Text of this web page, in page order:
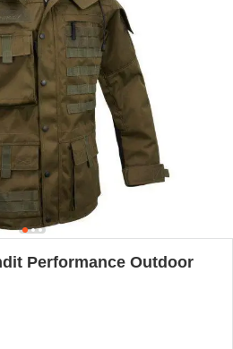
Performance Outdoor